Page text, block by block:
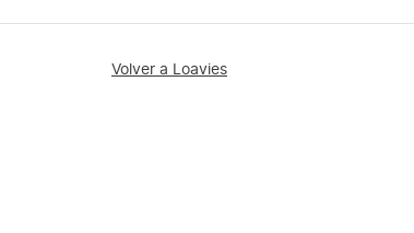
Volver a Loavies